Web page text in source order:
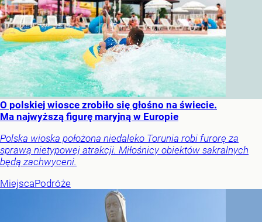
O polskiej wiosce zrobiło się głośno na świecie.
Ma najwyższą figurę maryjną w Europie
Polska wioska położona niedaleko Torunia robi furorę za
sprawą nietypowej atrakcji. Miłośnicy obiektów sakralnych
będą zachwyceni.
MiejscaPodróże